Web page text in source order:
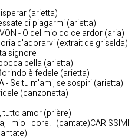
(arietta)
di piagarmi (arietta)
- O del mio dolce ardor (aria)
d'adorarvi (extrait de griselda)
signore
bella (arietta)
è fedele (arietta)
- Se tu m'ami, se sospiri (arietta)
(canzonetta)
tutto amor (prière)
mio core! (cantate)CARISSIMI